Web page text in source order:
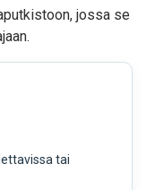
jossa se
tai